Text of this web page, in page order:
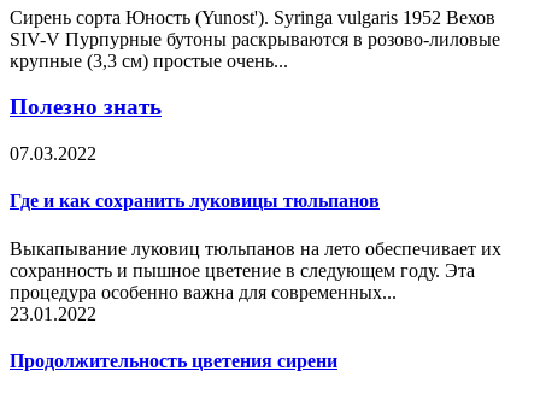
Сирень сорта Юность (Yunost'). Syringa vulgaris 1952 Вехов
SIV-V Пурпурные бутоны раскрываются в розово-лиловые
крупные (3,3 см) простые очень...
Полезно знать
07.03.2022
Где и как сохранить луковицы тюльпанов
Выкапывание луковиц тюльпанов на лето обеспечивает их
сохранность и пышное цветение в следующем году. Эта
процедура особенно важна для современных...
23.01.2022
Продолжительность цветения сирени